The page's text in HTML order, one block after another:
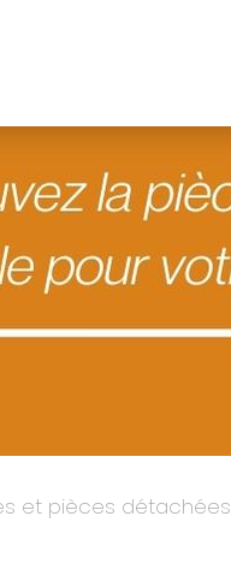
et pièces détachées